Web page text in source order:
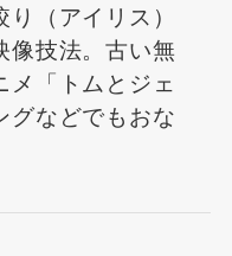
（アイリス）
像技法。古い無
メ「トムとジェ
グなどでもおな